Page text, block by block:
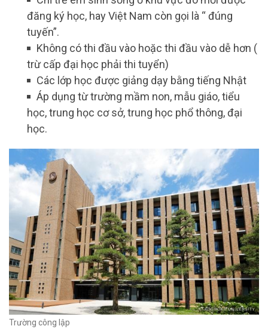
đăng ký học, hay Việt Nam còn gọi là “ đúng
tuyến”.
Không có thi đầu vào hoặc thi đầu vào dễ hơn (
trừ cấp đại học phải thi tuyển)
Các lớp học được giảng dạy bằng tiếng Nhật
Áp dụng từ trường mầm non, mẫu giáo, tiểu
học, trung học cơ sở, trung học phổ thông, đại
học.
Trường công lập